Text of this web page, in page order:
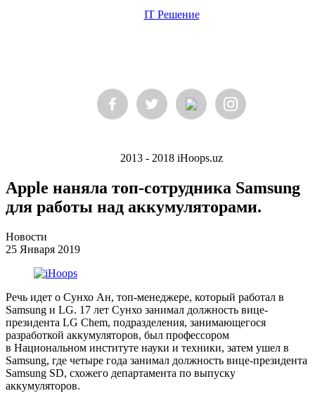
IT Решение
2013 - 2018 iHoops.uz
Apple наняла топ-сотрудника Samsung
для работы над аккумуляторами.
Новости
25 Января 2019
Речь идет о Сунхо Ан, топ-менеджере, который работал в
Samsung и LG. 17 лет Сунхо занимал должность вице-
президента LG Chem, подразделения, занимающегося
разработкой аккумуляторов, был профессором
в Национальном институте науки и техники, затем ушел в
Samsung, где четыре года занимал должность вице-президента
Samsung SD, схожего департамента по выпуску
аккумуляторов.